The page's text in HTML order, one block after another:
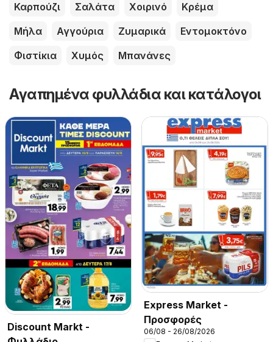
Καρπούζι
Σαλάτα Χοιρινό
Κρέμα
Μήλα
Αγγούρια Ζυμαρικά
Εντομοκτόνο
Φιστίκια
Χυμός Μπανάνες
Αγαπημένα φυλλάδια και κατάλογοι
Discount Markt -
Express Market -
Προσφορές
06/08 - 26/08/2026